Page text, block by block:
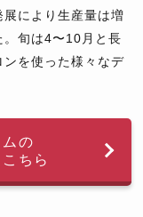
展により生産量は増
。旬は4〜10月と長
ンを使った様々なデ
の
ちら